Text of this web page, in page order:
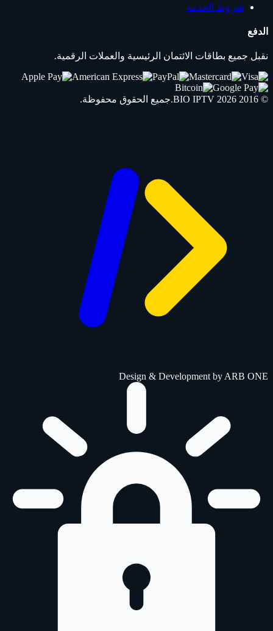
شروط الخدمة
الدفع
نقبل جميع بطاقات الائتمان الرئيسية والعملات الرقمية.
© 2016 2026
BIO IPTV .جميع الحقوق محفوظة.
Design & Development by ARB ONE